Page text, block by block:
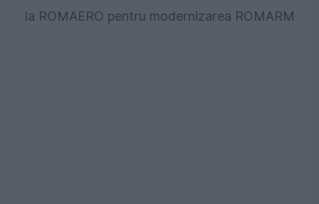
la ROMAERO pentru modernizarea ROMARM